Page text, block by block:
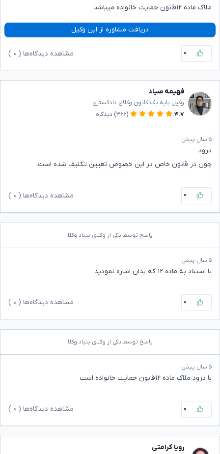
ملاک ماده ۱۲قانون حمایت خانواده میباشد
دریافت مشاوره از این وکیل
۰ مشاهده دیدگاه‌ها ( ۰
فهیمه صیاد
وکیل پایه یک کانون وکلای دادگستری
۴.۷
(۳۶۶) دیدگاه
۵ سال پیش
درود
چون در قانون خاص در این خصوص تعیین تکلیف شده است.
۰ مشاهده دیدگاه‌ها ( ۰
پاسخ توسط یکی از وکلای بنیاد وکلا
۵ سال پیش
با استناد به ماده ۱۲ که بدان اشاره نمودید
۰ مشاهده دیدگاه‌ها ( ۰
پاسخ توسط یکی از وکلای بنیاد وکلا
۵ سال پیش
با درود ملاک ماده ۱۲قانون حمایت خانواده است
۰ مشاهده دیدگاه‌ها ( ۰
رویا کرامتی